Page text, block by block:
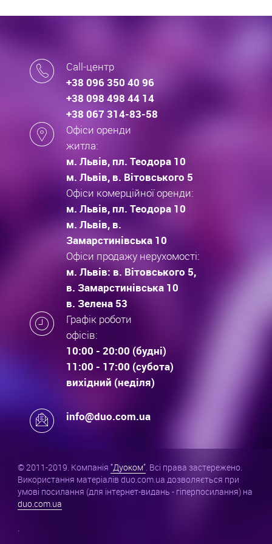
Call-центр
+38 096 350 40 96
+38 098 498 44 14
+38 067 314-83-58
Офіси оренди
житла:
м. Львів, пл. Теодора 10
м. Львів, в. Вітовського 5
Офіси комерційної оренди:
м. Львів, пл. Теодора 10
м. Львів, в.
Замарстинівська 10
Офіси продажу нерухомості:
м. Львів: в. Вітовського 5,
в. Замарстинівська 10
в. Зелена 53
Графік роботи
офісів:
10:00 - 20:00 (будні)
11:00 - 17:00 (субота)
вихідний (неділя)
info@duo.com.ua
© 2011-2019. Компанія "Дуоком". Всі права застережено.
Використання матеріалів duo.com.ua дозволяється при
умові посилання (для інтернет-видань - гіперпосилання) на
duo.com.ua
.